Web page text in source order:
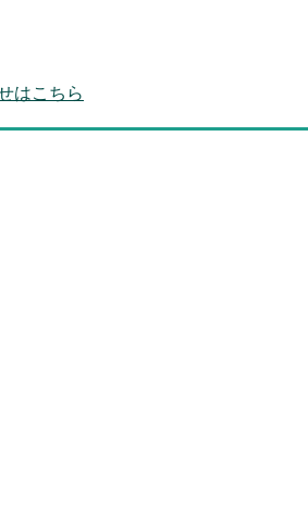
はこちら